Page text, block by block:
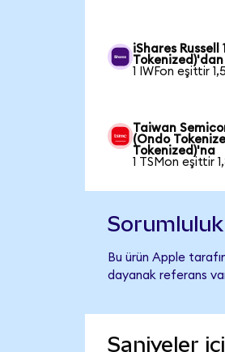
iShares Russell
1 IWFon eşittir
Taiwan
(Ondo
Tokenized)'na
1 TSMon eşittir
Bu ürün Apple
dayanak referans
Saniyeler